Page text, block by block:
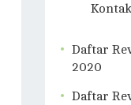
Daftar
2020
Daftar